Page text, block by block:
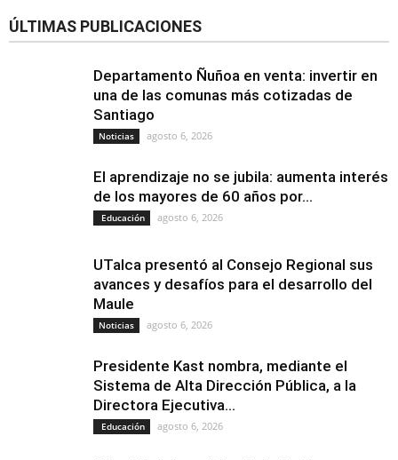
ÚLTIMAS PUBLICACIONES
Departamento Ñuñoa en venta: invertir en
una de las comunas más cotizadas de
Santiago
Noticias agosto 6, 2026
El aprendizaje no se jubila: aumenta interés
de los mayores de 60 años por...
Educación agosto 6, 2026
UTalca presentó al Consejo Regional sus
avances y desafíos para el desarrollo del
Maule
Noticias agosto 6, 2026
Presidente Kast nombra, mediante el
Sistema de Alta Dirección Pública, a la
Directora Ejecutiva...
Educación agosto 6, 2026